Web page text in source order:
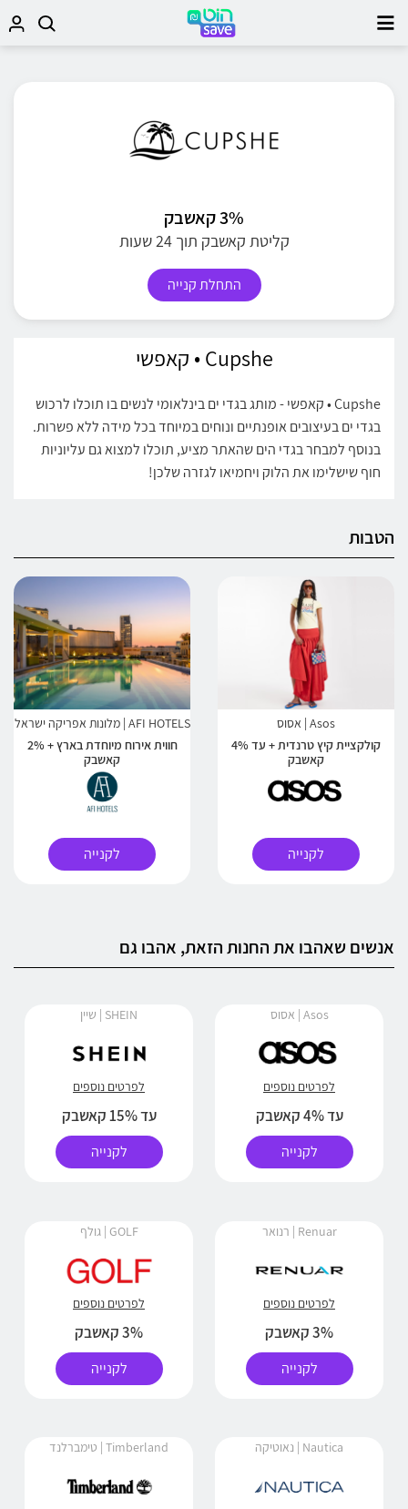
3% קאשבק
קליטת קאשבק תוך 24 שעות
התחלת קנייה
Cupshe • קאפשי
Cupshe • קאפשי - מותג בגדי ים בינלאומי לנשים בו תוכלו לרכוש
בגדי ים בעיצובים אופנתיים ונוחים במיוחד בכל מידה ללא פשרות.
בנוסף למבחר בגדי הים שהאתר מציע, תוכלו למצוא גם עליוניות
חוף שישלימו את הלוק ויחמיאו לגזרה שלכן!
הטבות
Asos | אסוס
קולקציית קיץ טרנדית + עד 4%
קאשבק
לקנייה
AFI HOTELS | מלונות אפריקה ישראל
חווית אירוח מיוחדת בארץ + 2%
קאשבק
לקנייה
אנשים שאהבו את החנות הזאת, אהבו גם
Asos | אסוס
לפרטים נוספים
עד 4% קאשבק
לקנייה
SHEIN | שיין
לפרטים נוספים
עד 15% קאשבק
לקנייה
Renuar | רנואר
לפרטים נוספים
3% קאשבק
לקנייה
GOLF | גולף
לפרטים נוספים
3% קאשבק
לקנייה
Nautica | נאוטיקה Timberland | טימברלנד